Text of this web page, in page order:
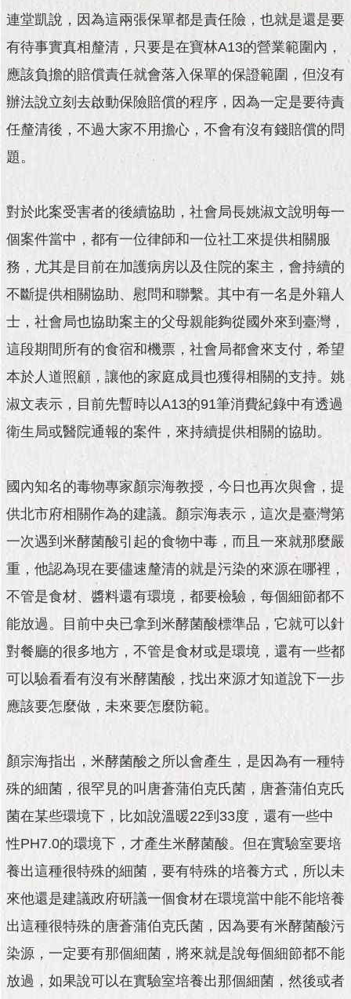
連堂凱說，因為這兩張保單都是責任險，也就是還是要
有待事實真相釐清，只要是在寶林A13的營業範圍內，
應該負擔的賠償責任就會落入保單的保證範圍，但沒有
辦法說立刻去啟動保險賠償的程序，因為一定是要待責
任釐清後，不過大家不用擔心，不會有沒有錢賠償的問
題。
對於此案受害者的後續協助，社會局長姚淑文說明每一
個案件當中，都有一位律師和一位社工來提供相關服
務，尤其是目前在加護病房以及住院的案主，會持續的
不斷提供相關協助、慰問和聯繫。其中有一名是外籍人
士，社會局也協助案主的父母親能夠從國外來到臺灣，
這段期間所有的食宿和機票，社會局都會來支付，希望
本於人道照顧，讓他的家庭成員也獲得相關的支持。姚
淑文表示，目前先暫時以A13的91筆消費紀錄中有透過
衛生局或醫院通報的案件，來持續提供相關的協助。
國內知名的毒物專家顏宗海教授，今日也再次與會，提
供北市府相關作為的建議。顏宗海表示，這次是臺灣第
一次遇到米酵菌酸引起的食物中毒，而且一來就那麼嚴
重，他認為現在要儘速釐清的就是污染的來源在哪裡，
不管是食材、醬料還有環境，都要檢驗，每個細節都不
能放過。目前中央已拿到米酵菌酸標準品，它就可以針
對餐廳的很多地方，不管是食材或是環境，還有一些都
可以驗看看有沒有米酵菌酸，找出來源才知道說下一步
應該要怎麼做，未來要怎麼防範。
顏宗海指出，米酵菌酸之所以會產生，是因為有一種特
殊的細菌，很罕見的叫唐蒼蒲伯克氏菌，唐蒼蒲伯克氏
菌在某些環境下，比如說溫暖22到33度，還有一些中
性PH7.0的環境下，才產生米酵菌酸。但在實驗室要培
養出這種很特殊的細菌，要有特殊的培養方式，所以未
來他還是建議政府研議一個食材在環境當中能不能培養
出這種很特殊的唐蒼蒲伯克氏菌，因為要有米酵菌酸污
染源，一定要有那個細菌，將來就是說每個細節都不能
放過，如果說可以在實驗室培養出那個細菌，然後或者